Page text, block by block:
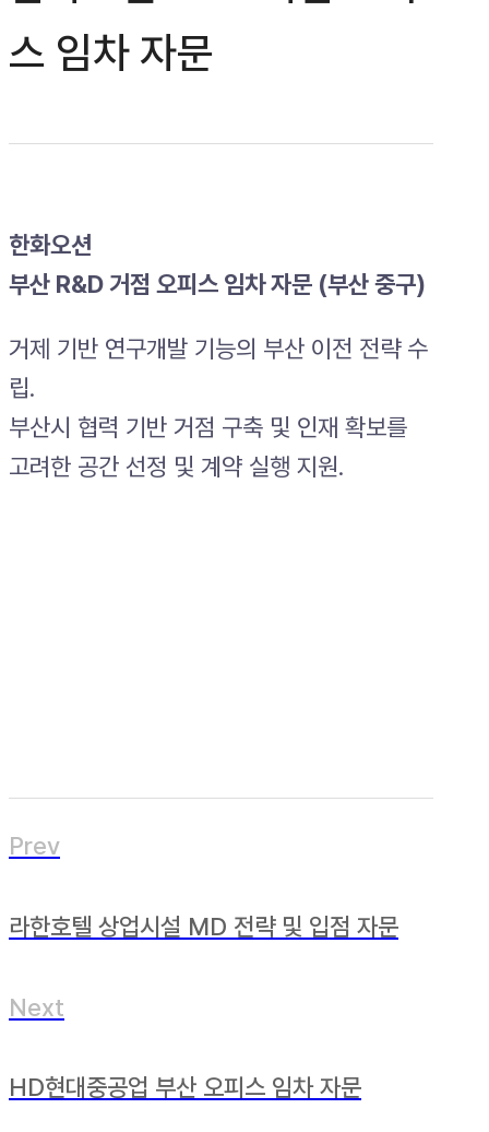
스 임차 자문
한화오션
부산 R&D 거점 오피스 임차 자문 (부산 중구)
거제 기반 연구개발 기능의 부산 이전 전략 수
립.
부산시 협력 기반 거점 구축 및 인재 확보를
고려한 공간 선정 및 계약 실행 지원.
Prev
라한호텔 상업시설 MD 전략 및 입점 자문
Next
HD현대중공업 부산 오피스 임차 자문